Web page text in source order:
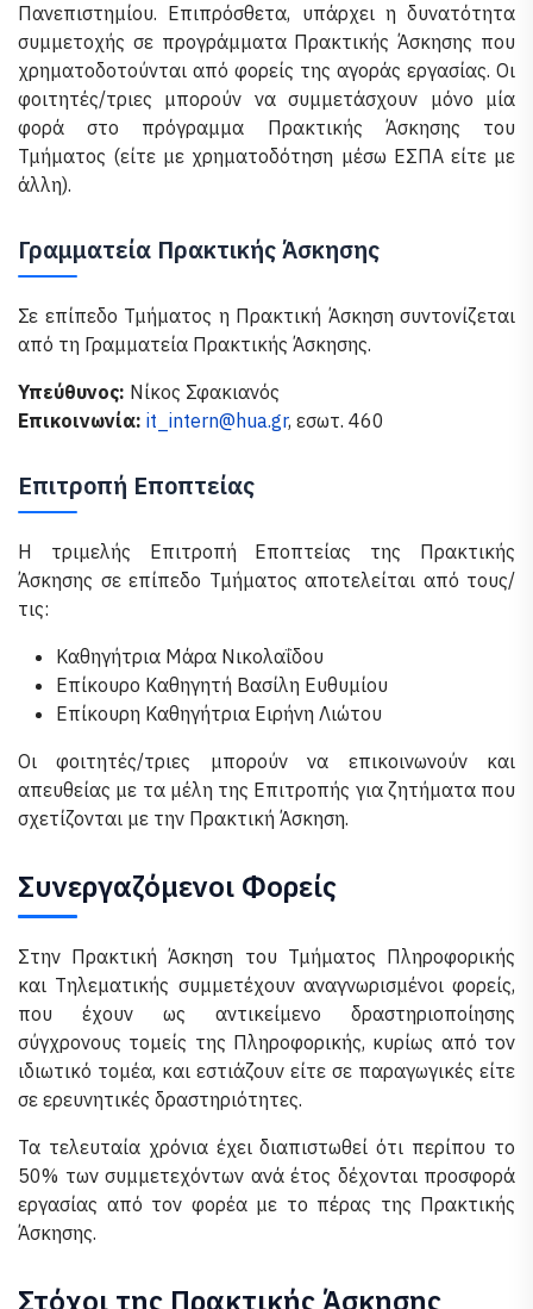
Πανεπιστημίου. Επιπρόσθετα, υπάρχει η δυνατότητα
συμμετοχής σε προγράμματα Πρακτικής Άσκησης που
χρηματοδοτούνται από φορείς της αγοράς εργασίας. Οι
φοιτητές/τριες μπορούν να συμμετάσχουν μόνο μία
φορά στο πρόγραμμα Πρακτικής Άσκησης του
Τμήματος (είτε με χρηματοδότηση μέσω ΕΣΠΑ είτε με
άλλη).
Γραμματεία Πρακτικής Άσκησης
Σε επίπεδο Τμήματος η Πρακτική Άσκηση συντονίζεται
από τη Γραμματεία Πρακτικής Άσκησης.
Υπεύθυνος: Νίκος Σφακιανός
Επικοινωνία: it_intern@hua.gr, εσωτ. 460
Επιτροπή Εποπτείας
Η τριμελής Επιτροπή Εποπτείας της Πρακτικής
Άσκησης σε επίπεδο Τμήματος αποτελείται από τους/
τις:
Καθηγήτρια Μάρα Νικολαΐδου
Επίκουρο Καθηγητή Βασίλη Ευθυμίου
Επίκουρη Καθηγήτρια Ειρήνη Λιώτου
Οι φοιτητές/τριες μπορούν να επικοινωνούν και
απευθείας με τα μέλη της Επιτροπής για ζητήματα που
σχετίζονται με την Πρακτική Άσκηση.
Συνεργαζόμενοι Φορείς
Στην Πρακτική Άσκηση του Τμήματος Πληροφορικής
και Τηλεματικής συμμετέχουν αναγνωρισμένοι φορείς,
που έχουν ως αντικείμενο δραστηριοποίησης
σύγχρονους τομείς της Πληροφορικής, κυρίως από τον
ιδιωτικό τομέα, και εστιάζουν είτε σε παραγωγικές είτε
σε ερευνητικές δραστηριότητες.
Τα τελευταία χρόνια έχει διαπιστωθεί ότι περίπου το
50% των συμμετεχόντων ανά έτος δέχονται προσφορά
εργασίας από τον φορέα με το πέρας της Πρακτικής
Άσκησης.
Στόχοι της Πρακτικής Άσκησης